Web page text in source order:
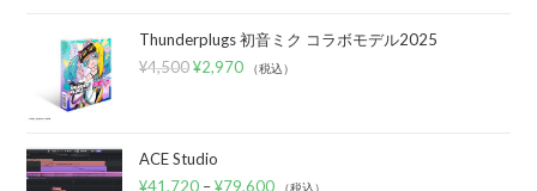
Thunderplugs 初音ミク コラボモデル2025
¥4,500 ¥2,970 （税込）
ACE Studio
¥41,720 –¥79,600 （税込）